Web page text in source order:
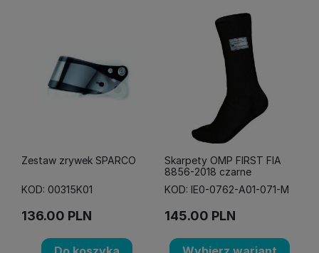
Zestaw zrywek SPARCO
KOD: 00315K01
136.00 PLN
Skarpety OMP FIRST FIA
8856-2018 czarne
KOD: IE0-0762-A01-071-M
145.00 PLN